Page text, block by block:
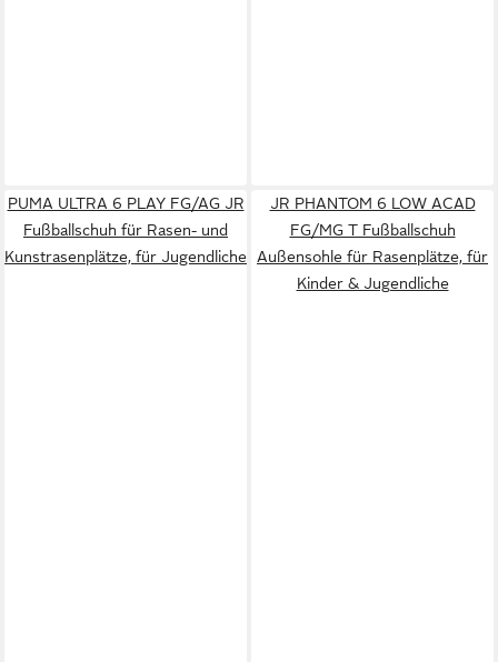
PUMA ULTRA 6 PLAY FG/AG JR
Fußballschuh für Rasen- und
Kunstrasenplätze, für Jugendliche
JR PHANTOM 6 LOW ACAD
FG/MG T Fußballschuh
Außensohle für Rasenplätze, für
Kinder & Jugendliche